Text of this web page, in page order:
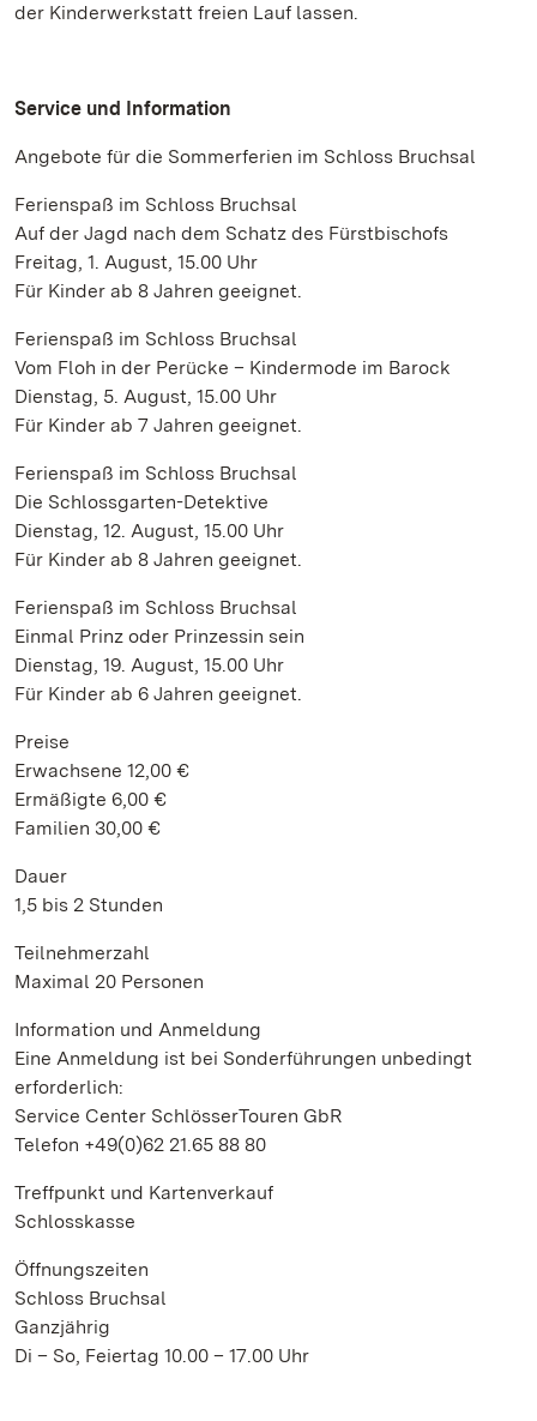
der Kinderwerkstatt freien Lauf lassen.
Service und Information
Angebote für die Sommerferien im Schloss Bruchsal
Ferienspaß im Schloss Bruchsal
Auf der Jagd nach dem Schatz des Fürstbischofs
Freitag, 1. August, 15.00 Uhr
Für Kinder ab 8 Jahren geeignet.
Ferienspaß im Schloss Bruchsal
Vom Floh in der Perücke – Kindermode im Barock
Dienstag, 5. August, 15.00 Uhr
Für Kinder ab 7 Jahren geeignet.
Ferienspaß im Schloss Bruchsal
Die Schlossgarten-Detektive
Dienstag, 12. August, 15.00 Uhr
Für Kinder ab 8 Jahren geeignet.
Ferienspaß im Schloss Bruchsal
Einmal Prinz oder Prinzessin sein
Dienstag, 19. August, 15.00 Uhr
Für Kinder ab 6 Jahren geeignet.
Preise
Erwachsene 12,00 €
Ermäßigte 6,00 €
Familien 30,00 €
Dauer
1,5 bis 2 Stunden
Teilnehmerzahl
Maximal 20 Personen
Information und Anmeldung
Eine Anmeldung ist bei Sonderführungen unbedingt
erforderlich:
Service Center SchlösserTouren GbR
Telefon +49(0)62 21.65 88 80
Treffpunkt und Kartenverkauf
Schlosskasse
Öffnungszeiten
Schloss Bruchsal
Ganzjährig
Di – So, Feiertag 10.00 – 17.00 Uhr